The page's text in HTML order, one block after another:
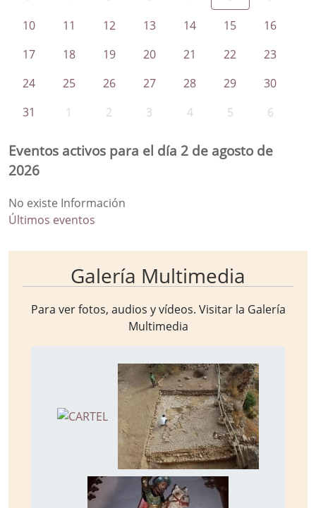
10
11 12 13 14 15
16
17
18 19 20 21 22
23
24
25 26 27 28 29
30
31
1 2 3 4 5 6
Eventos activos para el día 2 de agosto de
2026
No existe Información
Últimos eventos
Galería Multimedia
Para ver fotos, audios y vídeos. Visitar la Galería
Multimedia